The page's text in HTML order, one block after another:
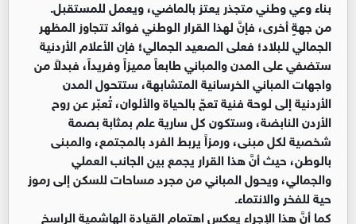
بناء وعي وطني متجذر يعتز بالماضي، ويعمل للمستقبل.
من جهةٍ أخرى، فإنَّ لهذا القرار الوطني فوائد تتجاوز المظهر
الجمالي للبلاد؛ فعلى الصعيد الجمالي؛ فإن الأعلام الأردنية
ستضفي على المدن والمباني طابعاً مميزاً وفريداً، فبدلاً من
واجهات المباني الخرسانية المتشابهة، ستتحول المدن
الأردنية إلى لوحة فنية تعجّ بالحياة والألوان، تُعبّر عن روح
الأردن النابضة، وستكون كل سارية علم بمثابة بصمة
شخصية لكل مبنى، ورمزاً يربط الفرد بالمجتمع، والمبنى
بالوطن، حيث أنَّ هذا القرار يجمع بين الجانب العملي
والجمالي، ويحول المباني من مجرد مساحات للسكن إلى رموز
حية للفخر والانتماء.
كما أنَّ هذا الإجراء يعكس اهتمام القيادة الهاشمية الراسخ